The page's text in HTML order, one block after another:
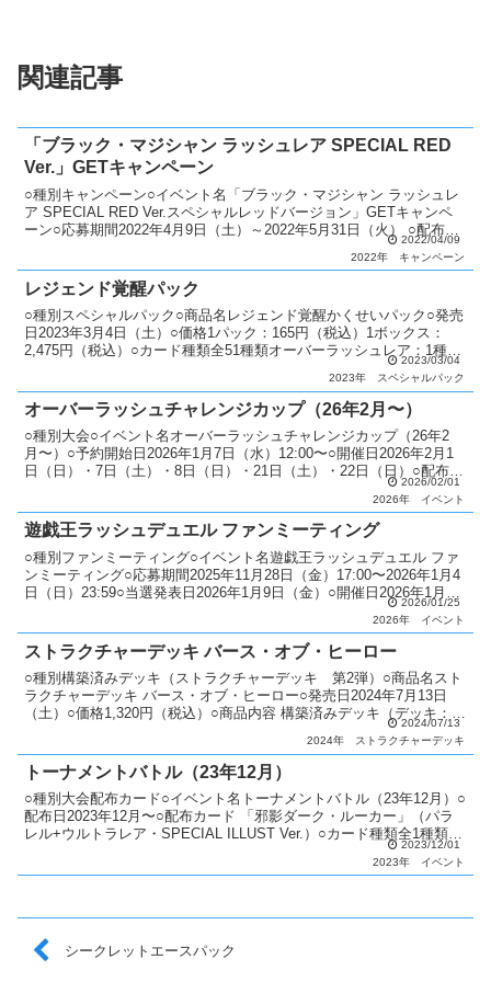
関連記事
「ブラック・マジシャン ラッシュレア SPECIAL RED
Ver.」GETキャンペーン
○種別キャンペーン○イベント名「ブラック・マジシャン ラッシュレ
ア SPECIAL RED Ver.スペシャルレッドバージョン」GETキャンペ
ーン○応募期間2022年4月9日（土）～2022年5月31日（火） ○配布カ
2022/04/09
2022年
キャンペーン
レジェンド覚醒パック
○種別スペシャルパック○商品名レジェンド覚醒かくせいパック○発売
日2023年3月4日（土）○価格1パック：165円（税込）1ボックス：
2,475円（税込）○カード種類全51種類オーバーラッシュレア：1種類
2023/03/04
2023年
スペシャルパック
オーバーラッシュチャレンジカップ（26年2月〜）
○種別大会○イベント名オーバーラッシュチャレンジカップ（26年2
月〜）○予約開始日2026年1月7日（水）12:00〜○開催日2026年2月1
日（日）・7日（土）・8日（日）・21日（土）・22日（日）○配布カ
2026/02/01
2026年
イベント
遊戯王ラッシュデュエル ファンミーティング
○種別ファンミーティング○イベント名遊戯王ラッシュデュエル ファ
ンミーティング○応募期間2025年11月28日（金）17:00〜2026年1月4
日（日）23:59○当選発表日2026年1月9日（金）○開催日2026年1月25
2026/01/25
2026年
イベント
ストラクチャーデッキ バース・オブ・ヒーロー
○種別構築済みデッキ（ストラクチャーデッキ 第2弾）○商品名スト
ラクチャーデッキ バース・オブ・ヒーロー○発売日2024年7月13日
（土）○価格1,320円（税込）○商品内容 構築済みデッキ（デッキ：
2024/07/13
2024年
ストラクチャーデッキ
トーナメントバトル（23年12月）
○種別大会配布カード○イベント名トーナメントバトル（23年12月）○
配布日2023年12月〜○配布カード 「邪影ダーク・ルーカー」（パラ
レル+ウルトラレア・SPECIAL ILLUST Ver.）○カード種類全1種類パ
2023/12/01
2023年
イベント
シークレットエースパック